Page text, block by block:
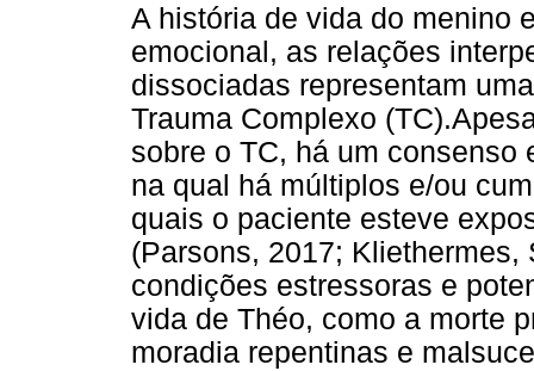
A história de vida do menino
emocional, as relações
dissociadas representam
Trauma Complexo
sobre o TC, há um consenso
na qual há múltiplos e/ou
quais o paciente esteve
(Parsons, 2017; Kliethermes,
condições estressoras e
vida de Théo, como a morte
moradia repentinas e